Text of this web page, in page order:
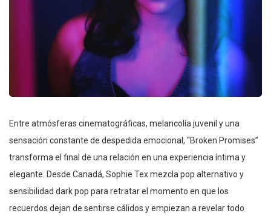
Entre atmósferas cinematográficas, melancolía juvenil y una
sensación constante de despedida emocional, “Broken Promises”
transforma el final de una relación en una experiencia íntima y
elegante. Desde Canadá, Sophie Tex mezcla pop alternativo y
sensibilidad dark pop para retratar el momento en que los
recuerdos dejan de sentirse cálidos y empiezan a revelar todo